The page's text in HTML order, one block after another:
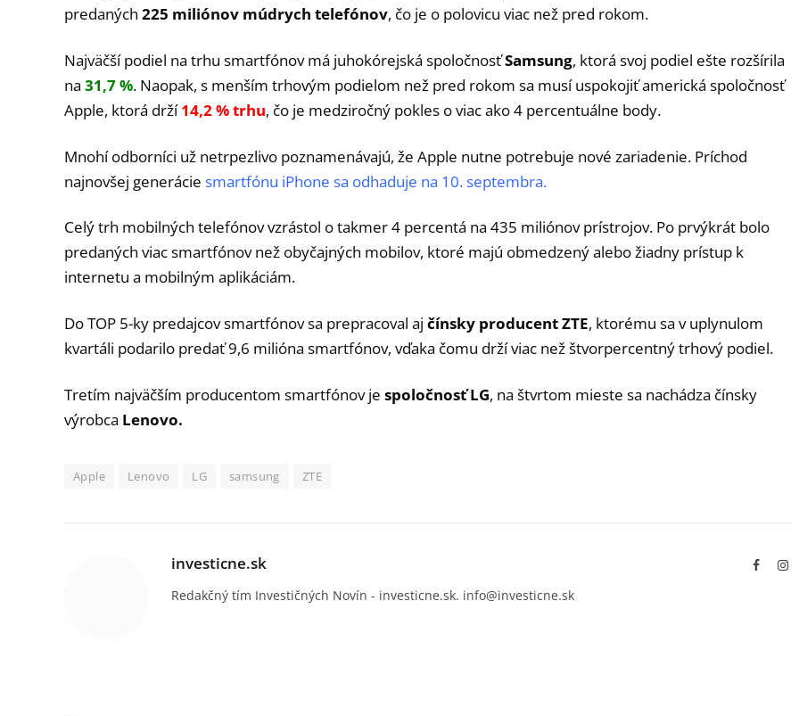
predaných 225 miliónov múdrych telefónov, čo je o polovicu viac než pred rokom.
Najväčší podiel na trhu smartfónov má juhokórejská spoločnosťSamsung, ktorá svoj podiel ešte rozšírila
na 31,7 %. Naopak, s menším trhovým podielom než pred rokom sa musí uspokojiť americká spoločnosť
Apple, ktorá drží14,2 % trhu, čo je medziročný pokles o viac ako 4 percentuálne body.
Mnohí odborníci už netrpezlivo poznamenávajú, že Apple nutne potrebuje nové zariadenie. Príchod
najnovšej generácie smartfónu iPhone sa odhaduje na 10. septembra.
Celý trh mobilných telefónov vzrástol o takmer 4 percentá na 435 miliónov prístrojov. Po prvýkrát bolo
predaných viac smartfónov než obyčajných mobilov, ktoré majú obmedzený alebo žiadny prístup k
internetu a mobilným aplikáciám.
Do TOP 5-ky predajcov smartfónov sa prepracoval aj čínsky producent ZTE, ktorému sa v uplynulom
kvartáli podarilo predať 9,6 milióna smartfónov, vďaka čomu drží viac než štvorpercentný trhový podiel.
Tretím najväčším producentom smartfónov je spoločnosť LG, na štvrtom mieste sa nachádza čínsky
výrobca Lenovo.
Apple Lenovo LG samsung ZTE
investicne.sk
Redakčný tím Investičných Novín - investicne.sk. info@investicne.sk